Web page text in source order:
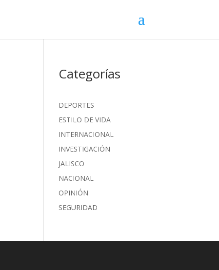
Categorías
DEPORTES
ESTILO DE VIDA
INTERNACIONAL
INVESTIGACIÓN
JALISCO
NACIONAL
OPINIÓN
SEGURIDAD